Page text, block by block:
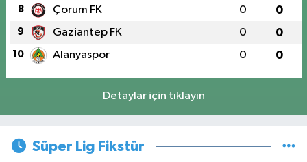
8 Çorum FK 0 0
9 Gaziantep FK 0 0
10 Alanyaspor 0 0
Detaylar için tıklayın
Süper Lig Fikstür